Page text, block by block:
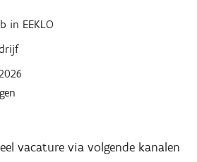
in EEKLO
vacature via volgende kanalen